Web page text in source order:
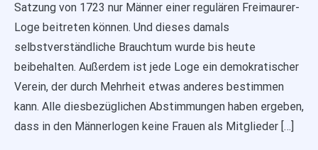
Satzung von 1723 nur Männer einer regulären Freimaurer-
Loge beitreten können. Und dieses damals
selbstverständliche Brauchtum wurde bis heute
beibehalten. Außerdem ist jede Loge ein demokratischer
Verein, der durch Mehrheit etwas anderes bestimmen
kann. Alle diesbezüglichen Abstimmungen haben ergeben,
dass in den Männerlogen keine Frauen als Mitglieder […]